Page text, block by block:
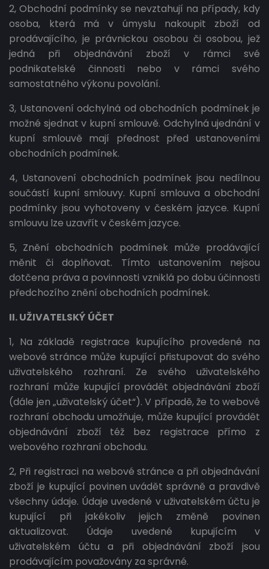
2, Obchodní podmínky se nevztahují na případy, kdy
osoba, která má v úmyslu nakoupit zboží od
prodávajícího, je právnickou osobou či osobou, jež
jedná při objednávání zboží v rámci své
podnikatelské činnosti nebo v rámci svého
samostatného výkonu povolání.
3, Ustanovení odchylná od obchodních podmínek je
možné sjednat v kupní smlouvě. Odchylná ujednání v
kupní smlouvě mají přednost před ustanoveními
obchodních podmínek.
4, Ustanovení obchodních podmínek jsou nedílnou
součástí kupní smlouvy. Kupní smlouva a obchodní
podmínky jsou vyhotoveny v českém jazyce. Kupní
smlouvu lze uzavřít v českém jazyce.
5, Znění obchodních podmínek může prodávající
měnit či doplňovat. Tímto ustanovením nejsou
dotčena práva a povinnosti vzniklá po dobu účinnosti
předchozího znění obchodních podmínek.
II. UŽIVATELSKÝ ÚČET
1, Na základě registrace kupujícího provedené na
webové stránce může kupující přistupovat do svého
uživatelského rozhraní. Ze svého uživatelského
rozhraní může kupující provádět objednávání zboží
(dále jen „uživatelský účet“). V případě, že to webové
rozhraní obchodu umožňuje, může kupující provádět
objednávání zboží též bez registrace přímo z
webového rozhraní obchodu.
2, Při registraci na webové stránce a při objednávání
zboží je kupující povinen uvádět správně a pravdivě
všechny údaje. Údaje uvedené v uživatelském účtu je
kupující při jakékoliv jejich změně povinen
aktualizovat. Údaje uvedené kupujícím v
uživatelském účtu a při objednávání zboží jsou
prodávajícím považovány za správné.